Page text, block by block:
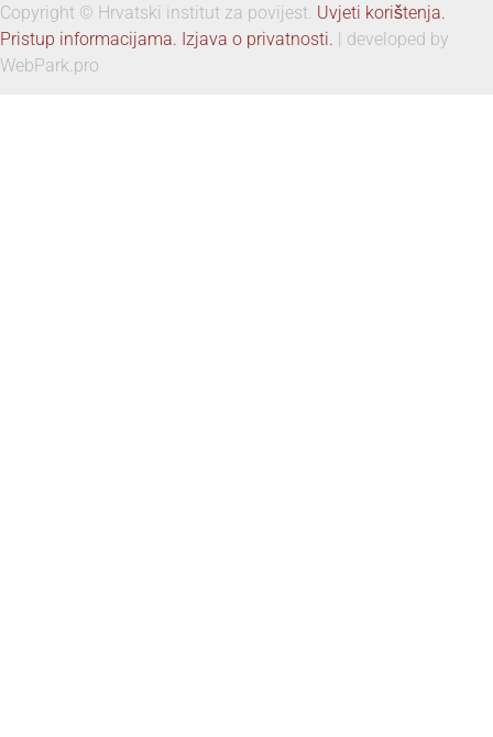
Copyright © Hrvatski institut za povijest. Uvjeti korištenja.
Pristup informacijama. Izjava o privatnosti. | developed by
WebPark.pro